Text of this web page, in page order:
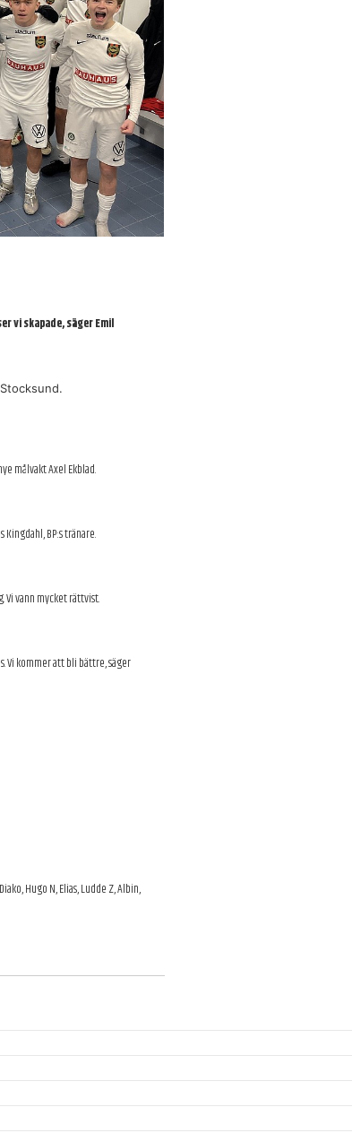
vi skapade, säger Emil
målvakt Axel Ekblad.
Kingdahl, BP:s tränare.
Vi vann mycket rättvist.
Vi kommer att bli bättre, säger
Hugo N, Elias, Ludde Z, Albin,